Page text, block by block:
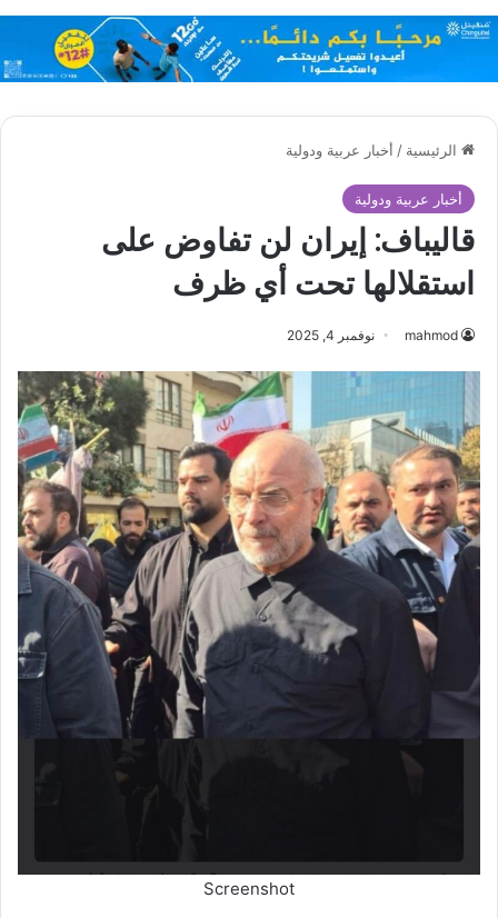
الرئيسية / أخبار عربية ودولية
أخبار عربية ودولية
قاليباف: إيران لن تفاوض على
استقلالها تحت أي ظرف
mahmod نوفمبر 4, 2025
Screenshot